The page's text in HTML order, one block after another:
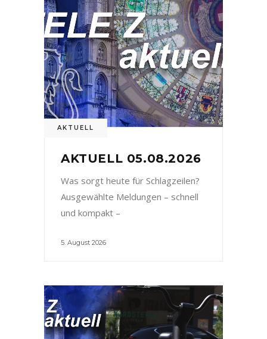
AKTUELL
AKTUELL 05.08.2026
Was sorgt heute für Schlagzeilen?
Ausgewählte Meldungen – schnell
und kompakt –
5. August 2026